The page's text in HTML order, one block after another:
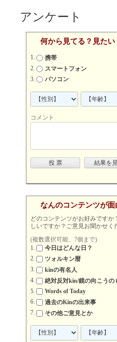
アンケート
何から見てる？見たい
携帯
スマートフォン
パソコン
コメント
なんのコンテンツが面
どのコンテンツがお好みです
しいですか？ご意見お聞かせく
(複数選択可能、7個まで)
今日はどんな日？
ツォルキン暦
kinの有名人
絶対反対kin/鏡の向こうの
Words of Today
過去のKinの出来事
その他ご意見とか